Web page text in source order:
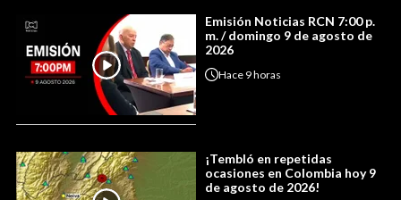
Emisión Noticias RCN 7:00 p.
m. / domingo 9 de agosto de
2026
Hace 9 horas
¡Tembló en repetidas
ocasiones en Colombia hoy 9
de agosto de 2026!